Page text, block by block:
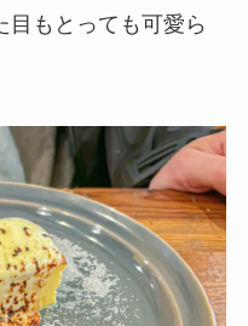
目もとっても可愛ら